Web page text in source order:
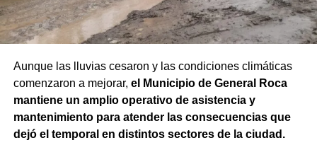
Aunque las lluvias cesaron y las condiciones climáticas
comenzaron a mejorar, el Municipio de General Roca
mantiene un amplio operativo de asistencia y
mantenimiento para atender las consecuencias que
dejó el temporal en distintos sectores de la ciudad.